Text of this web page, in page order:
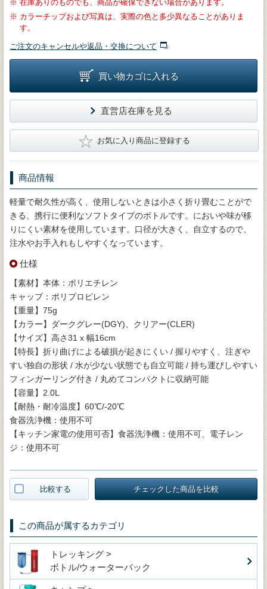
※ 在庫ありのものでも、商品が確保できない場合があります。
※ カラーチップおよび写真は、実際の色と多少異なることがありま
す。
ご注文のキャンセルや返品・交換について
買い物カゴに入れる
直営店在庫を見る
★ お気に入り商品に登録する
商品情報
軽量で耐久性が高く、使用しないときは小さく折り畳むことがで
きる、携行に便利なソフトタイプのボトルです。においや味が移
りにくい素材を使用しています。口径が大きく、自立するので、
注水やお手入れもしやすくなっています。
仕様
【素材】本体：ポリエチレン
キャップ：ポリプロピレン
【重量】75g
【カラー】ダークグレー(DGY)、クリアー(CLER)
【サイズ】高さ31 x 幅16cm
【特長】折り曲げによる破損が起きにくい / 握りやすく、注ぎや
すい独自の形状 / 水が少ない状態でも自立可能 / 持ち運びしやすい
フィンガーリング付き / 丸めてコンパクトに収納可能
【容量】2.0L
【耐熱・耐冷温度】60℃/-20℃
食器洗浄機：使用不可
【キッチン家電の使用可否】食器洗浄機：使用不可、電子レン
ジ：使用不可
比較する チェックした商品を比較
この商品が属するカテゴリ
トレッキング >
ボトル/ウォーターパック